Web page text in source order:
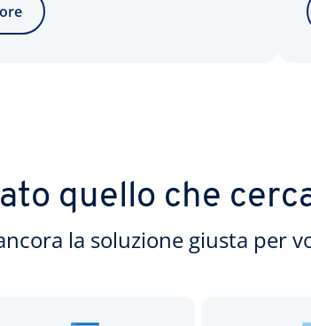
quello che
la soluzione giusta per